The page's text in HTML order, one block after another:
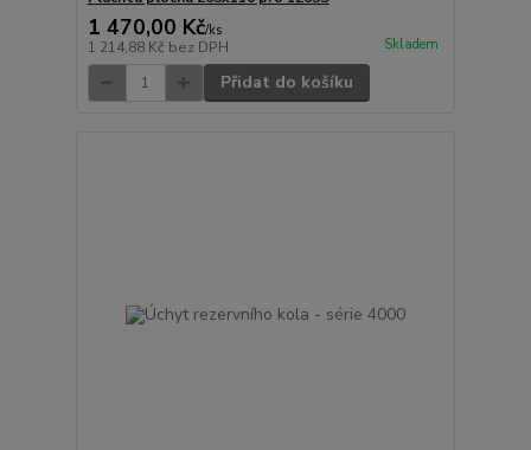
1 470,00 Kč/ks
1 214,88 Kč bez DPH Skladem
Přidat do košíku